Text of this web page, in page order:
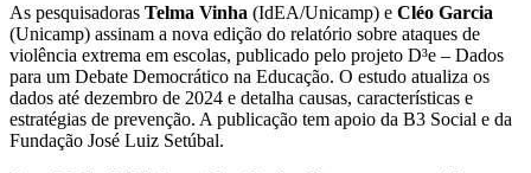
As pesquisadoras Telma Vinha (IdEA/Unicamp) e Cléo Garcia
(Unicamp) assinam a nova edição do relatório sobre ataques de
violência extrema em escolas, publicado pelo projeto D³e – Dados
para um Debate Democrático na Educação. O estudo atualiza os
dados até dezembro de 2024 e detalha causas, características e
estratégias de prevenção. A publicação tem apoio da B3 Social e da
Fundação José Luiz Setúbal.